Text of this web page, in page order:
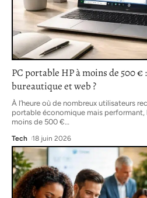
PC portable HP à moins de 500
bureautique et web ?
À l’heure où de nombreux utilisateurs
portable économique mais performant,
moins de 500 €…
Tech 18 juin 2026